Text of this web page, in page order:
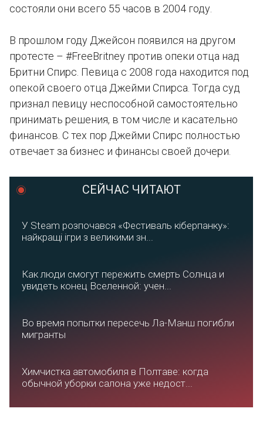
состояли они всего 55 часов в 2004 году.
В прошлом году Джейсон появился на другом
протесте – #FreeBritney против опеки отца над
Бритни Спирс. Певица с 2008 года находится под
опекой своего отца Джейми Спирса. Тогда суд
признал певицу неспособной самостоятельно
принимать решения, в том числе и касательно
финансов. С тех пор Джейми Спирс полностью
отвечает за бизнес и финансы своей дочери.
СЕЙЧАС ЧИТАЮТ
У Steam розпочався «Фестиваль кіберпанку»:
найкращі ігри з великими зн...
Как люди смогут пережить смерть Солнца и
увидеть конец Вселенной: учен...
Во время попытки пересечь Ла-Манш погибли
мигранты
Химчистка автомобиля в Полтаве: когда
обычной уборки салона уже недост...